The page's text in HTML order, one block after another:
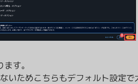
す。